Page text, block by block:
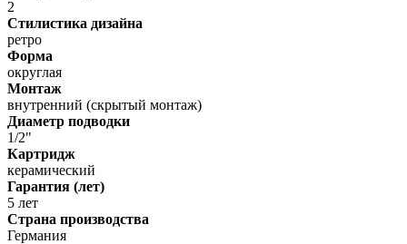
2
Стилистика дизайна
ретро
Форма
округлая
Монтаж
внутренний (скрытый монтаж)
Диаметр подводки
1/2"
Картридж
керамический
Гарантия (лет)
5 лет
Страна производства
Германия